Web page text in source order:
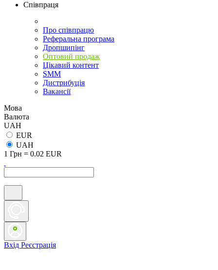
Співпраця
Про співпрацю
Реферальна програма
Дропшипінг
Оптовий продаж
Цікавий контент
SMM
Дистрибуція
Вакансії
Мова
Валюта
UAH
EUR
UAH
1 Грн = 0.02 EUR
Вхід Реєстрація